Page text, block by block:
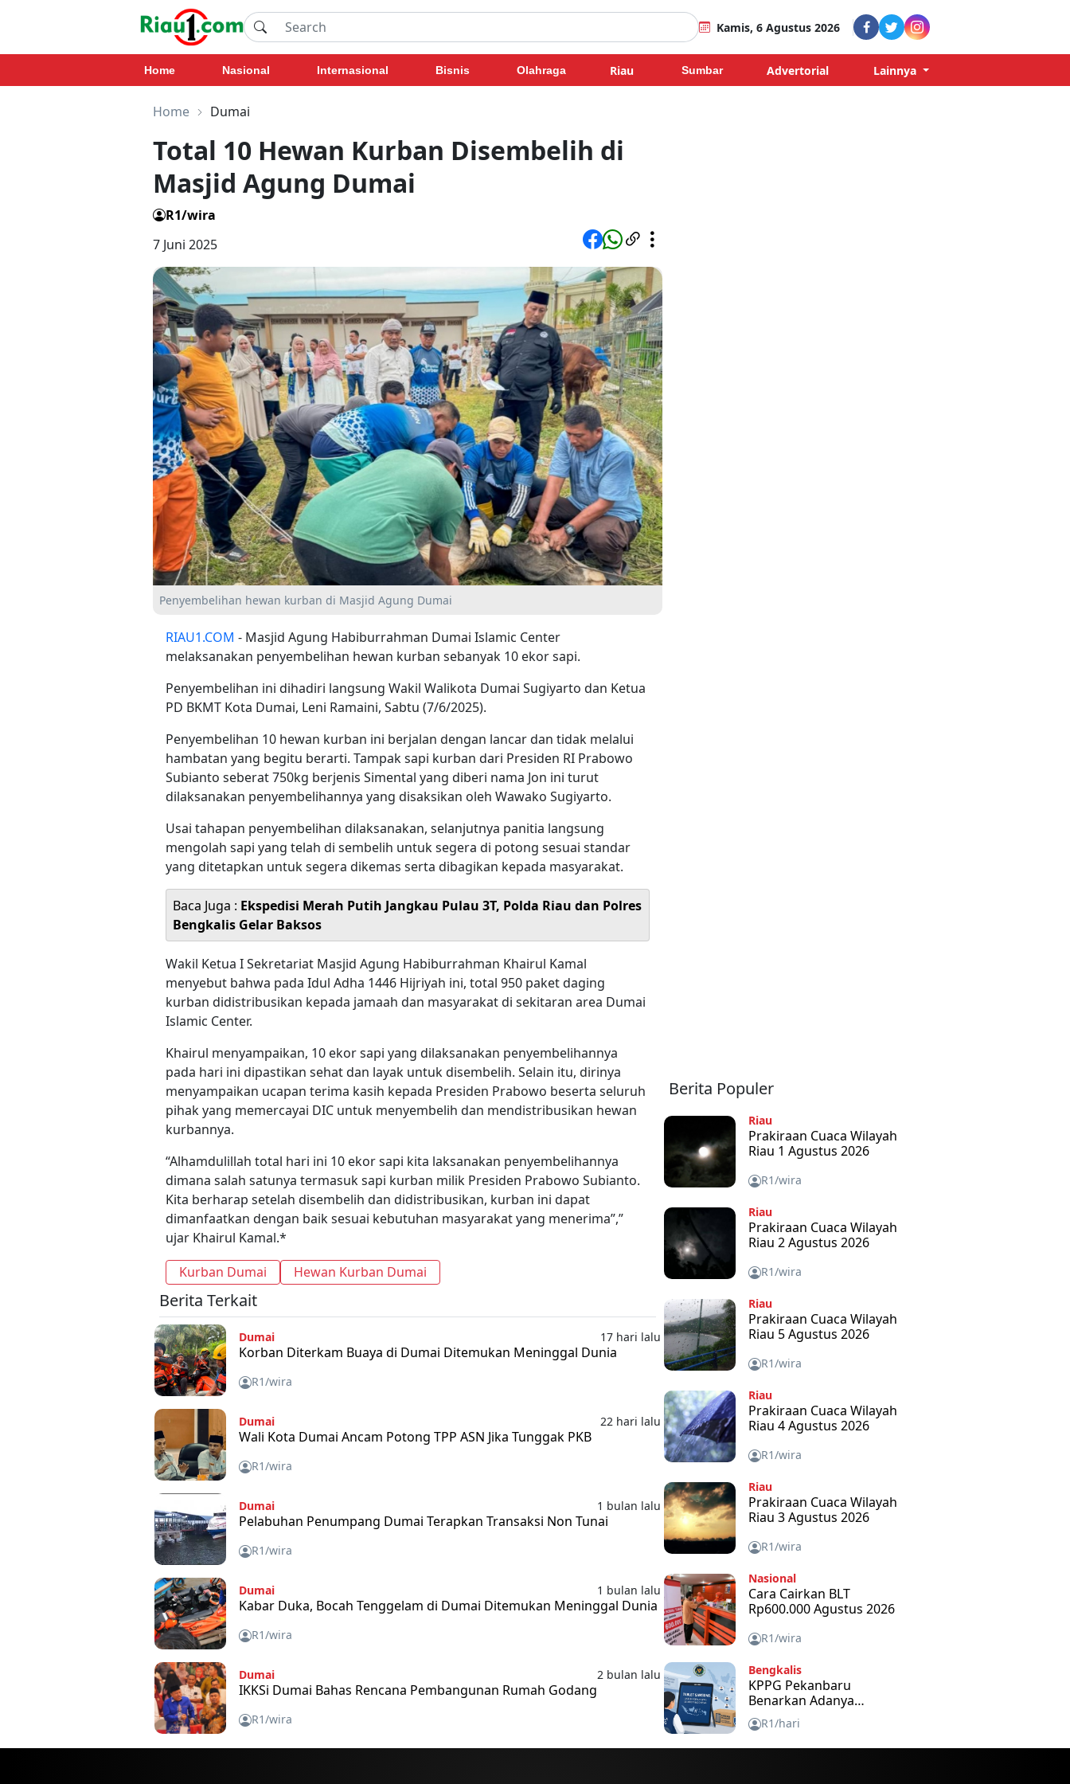
Kamis, 6 Agustus 2026
Home Nasional Internasional Bisnis Olahraga Riau Sumbar Advertorial Lainnya
Home Dumai
Total 10 Hewan Kurban Disembelih di
Masjid Agung Dumai
R1/wira
7 Juni 2025
Penyembelihan hewan kurban di Masjid Agung Dumai
RIAU1.COM - Masjid Agung Habiburrahman Dumai Islamic Center
melaksanakan penyembelihan hewan kurban sebanyak 10 ekor sapi.
Penyembelihan ini dihadiri langsung Wakil Walikota Dumai Sugiyarto dan Ketua
PD BKMT Kota Dumai, Leni Ramaini, Sabtu (7/6/2025).
Penyembelihan 10 hewan kurban ini berjalan dengan lancar dan tidak melalui
hambatan yang begitu berarti. Tampak sapi kurban dari Presiden RI Prabowo
Subianto seberat 750kg berjenis Simental yang diberi nama Jon ini turut
dilaksanakan penyembelihannya yang disaksikan oleh Wawako Sugiyarto.
Usai tahapan penyembelihan dilaksanakan, selanjutnya panitia langsung
mengolah sapi yang telah di sembelih untuk segera di potong sesuai standar
yang ditetapkan untuk segera dikemas serta dibagikan kepada masyarakat.
Baca Juga : Ekspedisi Merah Putih Jangkau Pulau 3T, Polda Riau dan Polres
Bengkalis Gelar Baksos
Wakil Ketua I Sekretariat Masjid Agung Habiburrahman Khairul Kamal
menyebut bahwa pada Idul Adha 1446 Hijriyah ini, total 950 paket daging
kurban didistribusikan kepada jamaah dan masyarakat di sekitaran area Dumai
Islamic Center.
Khairul menyampaikan, 10 ekor sapi yang dilaksanakan penyembelihannya
pada hari ini dipastikan sehat dan layak untuk disembelih. Selain itu, dirinya
menyampaikan ucapan terima kasih kepada Presiden Prabowo beserta seluruh
pihak yang memercayai DIC untuk menyembelih dan mendistribusikan hewan
kurbannya.
“Alhamdulillah total hari ini 10 ekor sapi kita laksanakan penyembelihannya
dimana salah satunya termasuk sapi kurban milik Presiden Prabowo Subianto.
Kita berharap setelah disembelih dan didistribusikan, kurban ini dapat
dimanfaatkan dengan baik sesuai kebutuhan masyarakat yang menerima”,”
ujar Khairul Kamal.*
Kurban Dumai
Hewan Kurban Dumai
Berita Terkait
Dumai 17 hari lalu
Korban Diterkam Buaya di Dumai Ditemukan Meninggal Dunia
R1/wira
Dumai 22 hari lalu
Wali Kota Dumai Ancam Potong TPP ASN Jika Tunggak PKB
R1/wira
Dumai 1 bulan lalu
Pelabuhan Penumpang Dumai Terapkan Transaksi Non Tunai
R1/wira
Dumai 1 bulan lalu
Kabar Duka, Bocah Tenggelam di Dumai Ditemukan Meninggal Dunia
R1/wira
Dumai 2 bulan lalu
IKKSi Dumai Bahas Rencana Pembangunan Rumah Godang
R1/wira
Berita Populer
Riau
Prakiraan Cuaca Wilayah
Riau 1 Agustus 2026
R1/wira
Riau
Prakiraan Cuaca Wilayah
Riau 2 Agustus 2026
R1/wira
Riau
Prakiraan Cuaca Wilayah
Riau 5 Agustus 2026
R1/wira
Riau
Prakiraan Cuaca Wilayah
Riau 4 Agustus 2026
R1/wira
Riau
Prakiraan Cuaca Wilayah
Riau 3 Agustus 2026
R1/wira
Nasional
Cara Cairkan BLT
Rp600.000 Agustus 2026
R1/wira
Bengkalis
KPPG Pekanbaru
Benarkan Adanya
Bantuan Tablet Disetiap
SPPG dan Untuk Apa
R1/hari